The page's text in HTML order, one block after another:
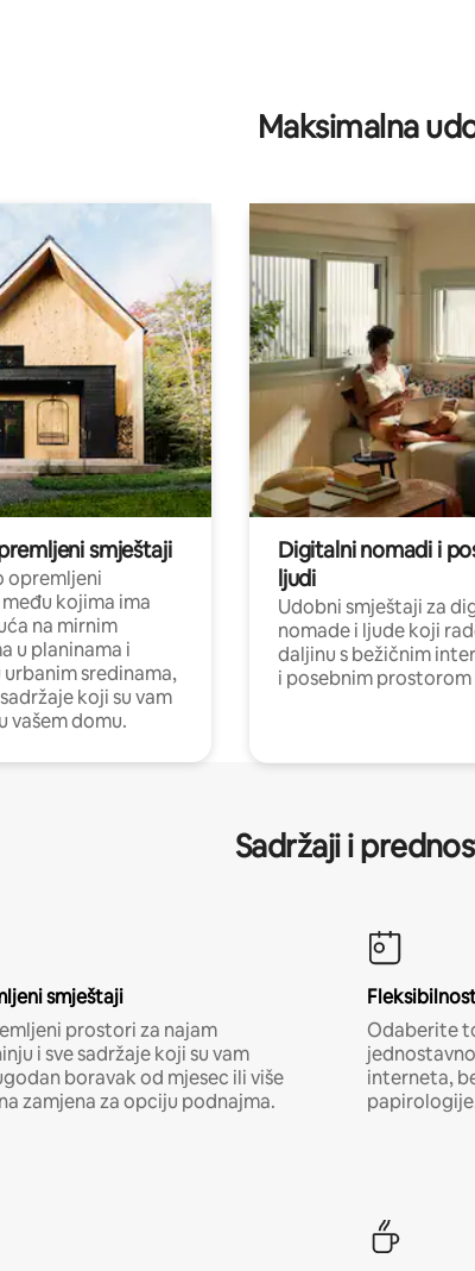
Maksimalna
smještaji
opremljeni
kojima ima
na mirnim
u planinama i
urbanim sredinama,
koji su vam
vašem domu.
Digitalni nomadi i
ljudi
Udobni smještaji za
nomade i ljude koji
daljinu s bežičnim
i posebnim prostorom
Sadržaji i
smještaji
prostori za najam
i sve sadržaje koji su vam
boravak od mjesec ili više
zamjena za opciju podnajma.
Odaberite
interneta,